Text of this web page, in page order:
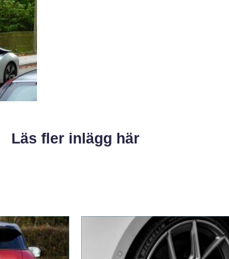
Läs fler inlägg här